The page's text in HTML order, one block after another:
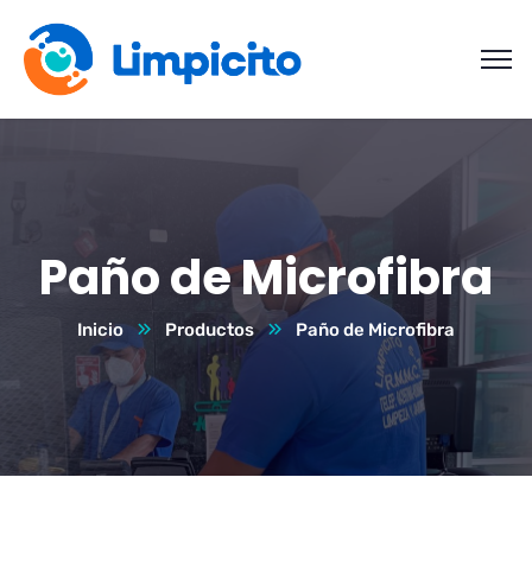
Paño de Microfibra
Inicio Productos Paño de Microfibra